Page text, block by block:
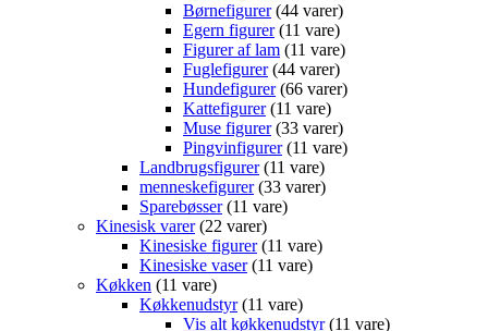
Børnefigurer 44 varer
Egern figurer 11 vare
Figurer af lam 11 vare
Fuglefigurer 44 varer
Hundefigurer 66 varer
Kattefigurer 11 vare
Muse figurer 33 varer
Pingvinfigurer 11 vare
Landbrugsfigurer 11 vare
menneskefigurer 33 varer
Sparebøsser 11 vare
Kinesisk varer 22 varer
Kinesiske figurer 11 vare
Kinesiske vaser 11 vare
Køkken
11 vare
Køkkenudstyr 11 vare
Vis alt køkkenudstyr 11 vare